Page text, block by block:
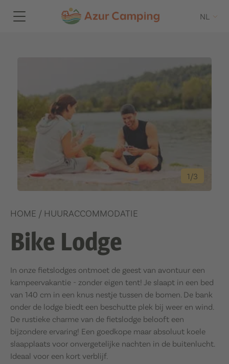
NL
1 /3
HOME / HUURACCOMMODATIE
Bike Lodge
In onze fietslodges ontmoet de geest van avontuur een
kampeervakantie - zonder eigen tent! Je slaapt in een bed
van 140 cm in een knus nestje tussen de bomen. De bank
onder de lodge biedt een beschutte plek bij weer en wind.
De rustieke charme van de fietslodge belooft een
bijzondere ervaring! Een goedkope maar absoluut koele
slaapplaats voor onvergetelijke nachten in de buitenlucht.
Ideaal voor een kort verblijf.